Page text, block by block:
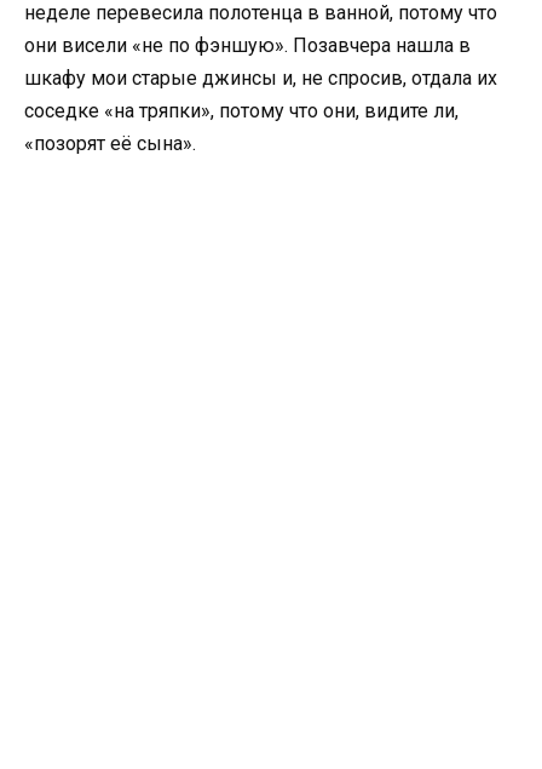
неделе перевесила полотенца в ванной, потому что
они висели «не по фэншую». Позавчера нашла в
шкафу мои старые джинсы и, не спросив, отдала их
соседке «на тряпки», потому что они, видите ли,
«позорят её сына».